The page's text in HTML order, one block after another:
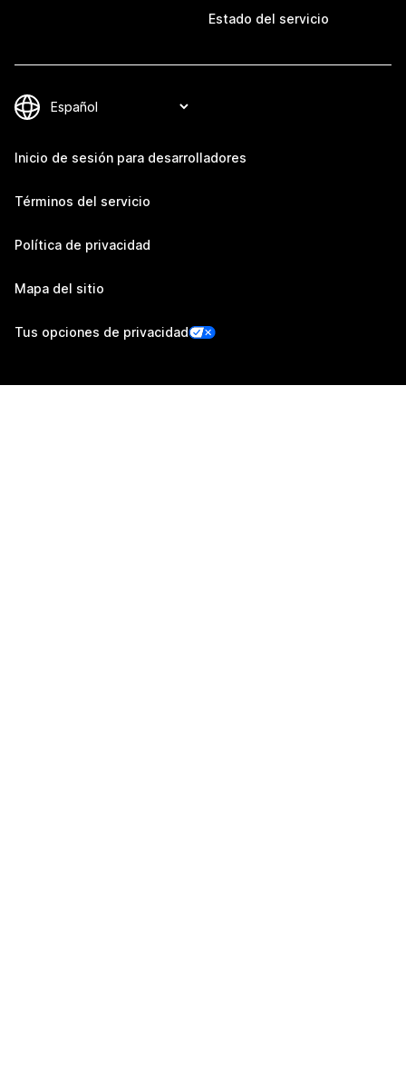
Estado del servicio
Inicio de sesión para desarrolladores
Términos del servicio
Política de privacidad
Mapa del sitio
Tus opciones de privacidad